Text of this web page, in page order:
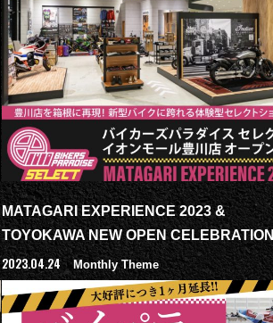
MATAGARI EXPERIENCE 2023 &
TOYOKAWA NEW OPEN CELEBRATION
2023.04.24 Monthly Theme